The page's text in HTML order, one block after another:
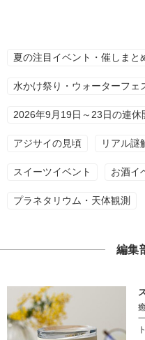
夏の注目イベント・催しまと
水かけ祭り・ウォーターフェ
2026年9月19日～23日の連休
アジサイの見頃 リアル謎
スイーツイベント お酒イ
プラネタリウム・天体観測
編集